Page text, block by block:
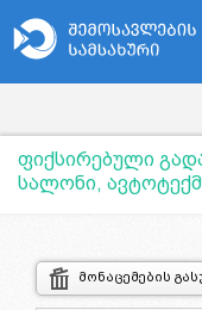
ფიქსირებული
სალონი,
მონაცემების